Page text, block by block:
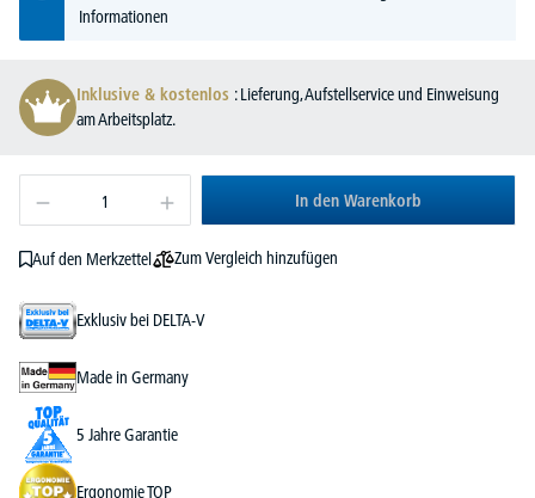
Informationen
Inklusive & kostenlos : Lieferung, Aufstellservice und Einweisung
am Arbeitsplatz.
In den Warenkorb
Auf den Merkzettel Zum Vergleich hinzufügen
Exklusiv bei DELTA-V
Made in Germany
5 Jahre Garantie
Ergonomie TOP